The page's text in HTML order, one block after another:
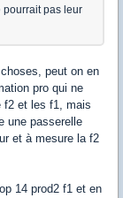
pourrait pas leur
peut on en
pro qui ne
f2 et les f1, mais
une passerelle
et à mesure la f2
14 prod2 f1 et en